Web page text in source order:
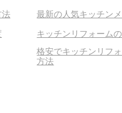
最新の人気キッチン
キッチンリフォーム
格安でキッチンリフ
方法
法